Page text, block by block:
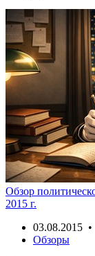
Обзор
2015 г.
03.08.2015 •
Обзоры